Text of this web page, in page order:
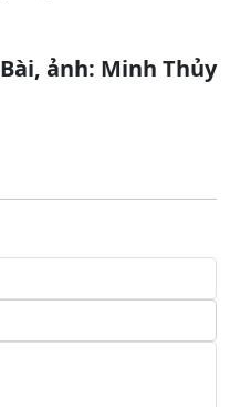
Bài, ảnh: Minh Thủy